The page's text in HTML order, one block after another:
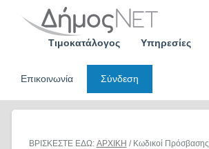
Τιμοκατάλογος Υπηρεσίες
Επικοινωνία
Σύνδεση
ΒΡΙΣΚΕΣΤΕ ΕΔΩ: ΑΡΧΙΚΗ / Κωδικοί Πρόσβασης